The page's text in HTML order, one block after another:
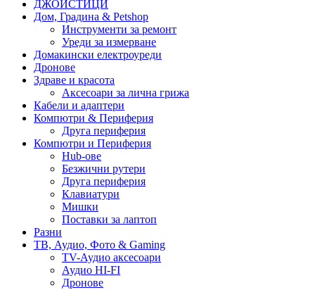
ДЖОЙСТИЦИ
Дом, Градина & Petshop
Инструменти за ремонт
Уреди за измерване
Домакински електроуреди
Дронове
Здраве и красота
Аксесоари за лична грижа
Кабели и адаптери
Компютри & Периферия
Друга периферия
Компютри и Периферия
Hub-ове
Безжични рутери
Друга периферия
Клавиатури
Мишки
Поставки за лаптоп
Разни
ТВ, Аудио, Фото & Gaming
TV-Аудио аксесоари
Аудио HI-FI
Дронове